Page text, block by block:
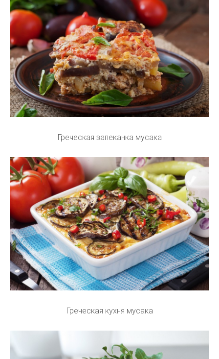
Греческая запеканка мусака
Греческая кухня мусака